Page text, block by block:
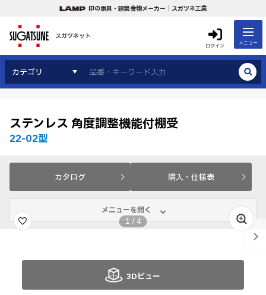
印の家具・建築金物メーカー｜スガツネ工業
スガツネット
ログイン メニュー
カテゴリ
ステンレス 角度調整機能付棚受
22-02型
カタログ 購入・仕様表
メニューを開く
1 /4
3Dビュー